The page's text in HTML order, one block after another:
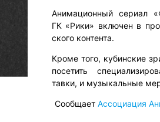
Ани­маци­он­ный се­ри­ал
ГК «Ри­ки» вклю­чен в
ско­го кон­тента.
Кро­ме то­го, ку­бин­ские
по­сетить
тавки, и му­зыкаль­ные
Сообщает Ассоциация